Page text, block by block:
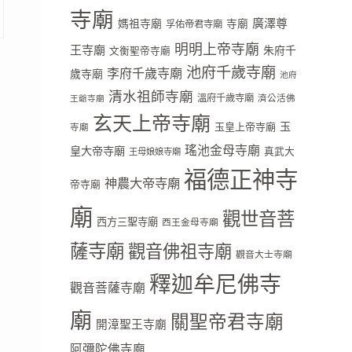
寺廟 媽祖寺廟 孚佑帝君寺廟 寺廟 廣澤尊
王寺廟 文衡聖帝寺廟 明明上帝寺廟 朱府千
歲寺廟 李府千歲寺廟 池府千歲寺廟 池府
王爺寺廟 清水祖師寺廟 溫府千歲寺廟 濟公活佛
寺廟 玄天上帝寺廟 玉皇上帝寺廟 玉
皇大帝寺廟 王母娘娘寺廟 瑤池金母寺廟 真武大
帝寺廟 神農大帝寺廟 福德正神寺
廟 西方三聖寺廟 西王金母寺廟 觀世音菩
薩寺廟觀音佛祖寺廟 觀音大士寺廟
觀音菩薩寺廟 釋迦牟尼佛寺
廟 開漳聖王寺廟 關聖帝君寺廟